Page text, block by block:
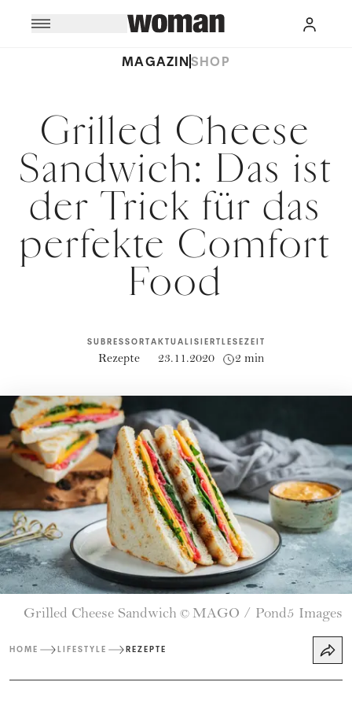
MAGAZINSHOP
Grilled Cheese
Sandwich: Das ist
der Trick für das
perfekte Comfort
Food
SUBRESSORT
Rezepte
AKTUALISIERT
23.11.2020
LESEZEIT
2 min
Grilled Cheese Sandwich © MAGO / Pond5 Images
HOME LIFESTYLE REZEPTE